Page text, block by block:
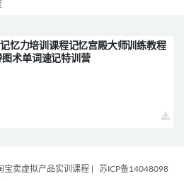
忆力培训课程记忆宫殿大师训练教程
图术单词速记特训营
宝卖虚拟产品实训课程
苏ICP备14048098